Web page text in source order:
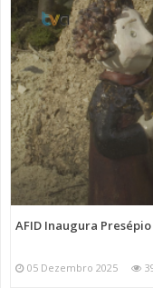
AFID Inaugura
05 Dezembro 2025